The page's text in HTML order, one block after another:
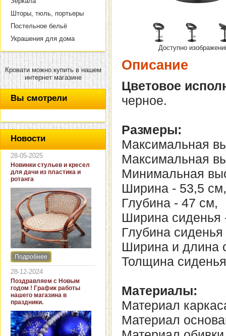
Шторы, тюль, портьеры
Постельное бельё
Украшения для дома
Кровати можно купить в нашем
интернет магазине
Вы смотрели
Новости
28-05-2025
Новинки стульев и кресел
для дачи из пластика и
ротанга
Интернет-магазин "Кровать
и диван" представляет
новинки стульев и кресел
для дачи. В ассортименте
представлены как
бюджетные модели из
пластика для дачи, так и
кресла для загородных
домов из натурального и
искусственного ротанга.
Подробнее
28-12-2024
Поздравляем с Новым
годом ! График работы
нашего магазина в
праздники.
Доступно
Описание
Цветовое
черное.
Размеры:
Максимальная
Максимальная
Минимальная
Ширина - 53,5 см,
Глубина - 47 см,
Ширина сиденья
Глубина
Ширина и длина
Толщина
Материалы:
Материал
Материал